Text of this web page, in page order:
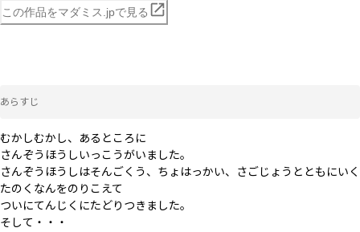
この作品をマダミス.jpで見る
あらすじ
むかしむかし、あるところに
さんぞうほうしいっこうがいました。
さんぞうほうしはそんごくう、ちょはっかい、さごじょうとともにいく
たのくなんをのりこえて
ついにてんじくにたどりつきました。
そして・・・